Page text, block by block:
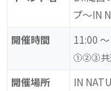
プ～IN
開催時間
11:00
①②③共通
開催場所
IN